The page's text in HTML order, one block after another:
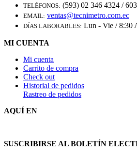
TELÉFONOS: (593) 02 346 4324 /
EMAIL: ventas@tecnimetro.com.ec
DÍAS LABORABLES: Lun - Vie / 8:30
MI CUENTA
Mi cuenta
Carrito de compra
Check out
Historial de pedidos
Rastreo de pedidos
AQUÍ EN
SUSCRIBIRSE AL BOLETÍN